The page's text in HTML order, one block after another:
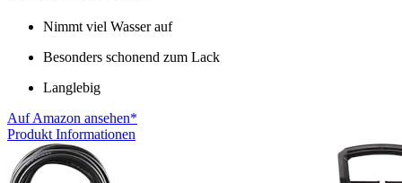
Nimmt viel Wasser auf
Besonders schonend zum Lack
Langlebig
Auf Amazon ansehen*
Produkt Informationen